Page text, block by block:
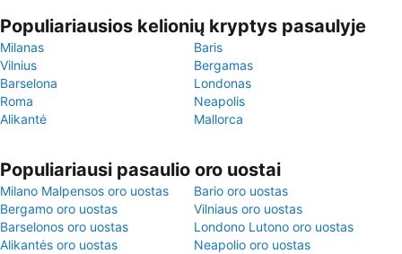
Populiariausios kelionių kryptys pasaulyje
Milanas
Baris
Vilnius
Bergamas
Barselona
Londonas
Roma
Neapolis
Alikantė
Mallorca
Populiariausi pasaulio oro uostai
Milano Malpensos oro uostas
Bario oro uostas
Bergamo oro uostas
Vilniaus oro uostas
Barselonos oro uostas
Londono Lutono oro uostas
Alikantės oro uostas
Neapolio oro uostas